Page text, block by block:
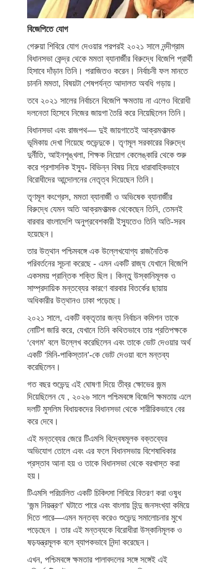
বিজেপিতে যোগ
গেরুয়া শিবিরে যোগ দেওয়ার পরপরই ২০২১ সালে নন্দীগ্রাম
বিধানসভা কেন্দ্র থেকে মমতা ব্যানার্জীর বিরুদ্ধে বিজেপি প্রার্থী
হিসাবে দাঁড়ান তিনি। পরাজিতও করেন। নির্বাচনী ফল মানতে
চাননি মমতা, বিষয়টা শেষপর্যন্ত আদালত অবধি গড়ায়।
তবে ২০২১ সালের নির্বাচনে বিজেপি ক্ষমতায় না এলেও বিরোধী
দলনেতা হিসেবে নিজের জায়গা তৈরি করে নিয়েছিলেন তিনি।
বিধানসভা এবং রাজপথ— দুই জায়গাতেই আক্রমণাত্মক
ভূমিকায় দেখা গিয়েছে শুভেন্দুকে। তৃণমূল সরকারের বিরুদ্ধে
দুর্নীতি, আইনশৃঙ্খলা, শিক্ষক নিয়োগ কেলেঙ্কারি থেকে শুরু
করে প্রশাসনিক ইস্যু- বিভিন্ন বিষয় নিয়ে ধারাবাহিকভাবে
বিরোধীদের আন্দোলনের নেতৃত্ব দিয়েছেন তিনি।
তৃণমূল কংগ্রেস, মমতা ব্যানার্জী ও অভিষেক ব্যানার্জীর
বিরুদ্ধে যেমন অতি আক্রমণাত্মক থেকেছেন তিনি, তেমনই
বারবার বাংলাদেশি অনুপ্রবেশকারী ইস্যুতেও তিনি অতি-সরব
হয়েছেন।
তার উত্থান পশ্চিমবঙ্গে এক উল্লেখযোগ্য রাজনৈতিক
পরিবর্তনের সূচনা করেছে - এমন একটি রাজ্য যেখানে বিজেপি
একসময় প্রান্তিক শক্তি ছিল। কিন্তু উস্কানিমূলক ও
সাম্প্রদায়িক মন্তব্যের কারণে বারবার বিতর্কের ছায়ায়
অধিকারীর উত্থানও ঢাকা পড়েছে।
২০২১ সালে, একটি বক্তৃতার জন্য নির্বাচন কমিশন তাকে
নোটিশ জারি করে, যেখানে তিনি কথিতভাবে তার প্রতিপক্ষকে
‘বেগম’ বলে উল্লেখ করেছিলেন এবং তাকে ভোট দেওয়ার অর্থ
একটি ‘মিনি-পাকিস্তান’-কে ভোট দেওয়া বলে মন্তব্য
করেছিলেন।
গত বছর শুভেন্দু এই ঘোষণা দিয়ে তীব্র ক্ষোভের জন্ম
দিয়েছিলেন যে , ২০২৬ সালে পশ্চিমবঙ্গে বিজেপি ক্ষমতায় এলে
দলটি মুসলিম বিধায়কদের বিধানসভা থেকে শারীরিকভাবে বের
করে দেবে।
এই মন্তব্যের জেরে টিএমসি বিদ্বেষমূলক বক্তব্যের
অভিযোগ তোলে এবং এর ফলে বিধানসভায় বিশেষাধিকার
প্রস্তাব আনা হয় ও তাকে বিধানসভা থেকে বরখাস্ত করা
হয়।
টিএমসি পরিচালিত একটি চিকিৎসা শিবিরে বিতরণ করা ওষুধ
‘জন্ম নিয়ন্ত্রণ’ ঘটাতে পারে এবং বাংলায় হিন্দু জনসংখ্যা কমিয়ে
দিতে পারে—এমন মন্তব্য করেও শুভেন্দু সমালোচনার মুখে
পড়েছেন । তার এই মন্তব্যকে বিরোধীরা উস্কানিমূলক ও
ষড়যন্ত্রমূলক বলে ব্যাপকভাবে নিন্দা করেছেন।
এখন, পশ্চিমবঙ্গে ক্ষমতার পালাবদলের সঙ্গে সঙ্গেই এই